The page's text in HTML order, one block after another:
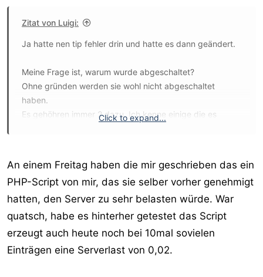
Zitat von Luigi:
Ja hatte nen tip fehler drin und hatte es dann geändert.
Meine Frage ist, warum wurde abgeschaltet?
Ohne gründen werden sie wohl nicht abgeschaltet
haben.
Es gehöhren immer 2 dazu. Ich kenne einige die es
Click to expand...
An einem Freitag haben die mir geschrieben das ein
PHP-Script von mir, das sie selber vorher genehmigt
hatten, den Server zu sehr belasten würde. War
quatsch, habe es hinterher getestet das Script
erzeugt auch heute noch bei 10mal sovielen
Einträgen eine Serverlast von 0,02.